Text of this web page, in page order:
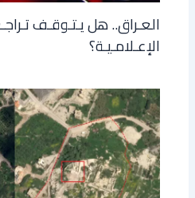
العـراق.. هل يـتـوقـف
الإعـلامـيـة؟